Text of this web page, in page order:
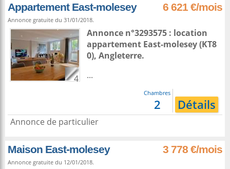
Appartement East-molesey 6 621 €/mois
Annonce gratuite du 31/01/2018.
4
Annonce n°3293575 : location
appartement East-molesey(KT8
0), Angleterre.
...
Chambres
2 Détails
Annonce de particulier
Maison East-molesey 3 778 €/mois
Annonce gratuite du 12/01/2018.